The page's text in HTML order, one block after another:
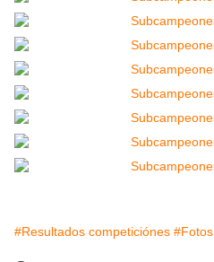
#Resultados competiciónes #Fotos